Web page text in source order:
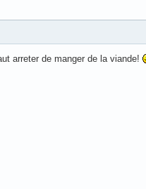
arreter de manger de la viande!